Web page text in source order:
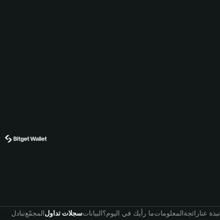
تبادلالمجمّعسجلات تداولالبياناتما رأيك في اليوم؟المعلوماترائجةنبذة عنا